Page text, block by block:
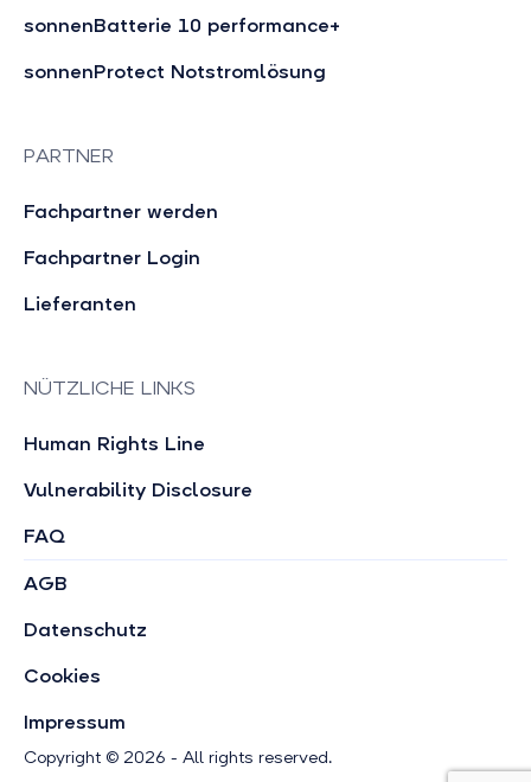
sonnenBatterie 10 performance+
sonnenProtect Notstromlösung
PARTNER
Fachpartner werden
Fachpartner Login
Lieferanten
NÜTZLICHE LINKS
Human Rights Line
Vulnerability Disclosure
FAQ
Copyright © 2026 - All rights reserved.
AGB
Datenschutz
Cookies
Impressum